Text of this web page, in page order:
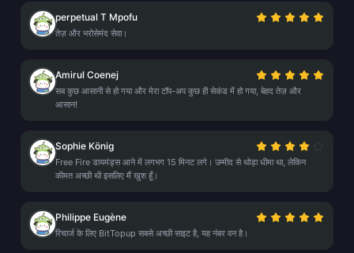
perpetual T Mpofu
तेज़ और भरोसेमंद सेवा।
Amirul Coenej
सब कुछ आसानी से हो गया और मेरा टॉप-अप कुछ ही सेकंड में हो गया, बेहद तेज़ और
आसान!
Sophie König
Free Fire डायमंड्स आने में लगभग 15 मिनट लगे। उम्मीद से थोड़ा धीमा था, लेकिन
कीमत अच्छी थी इसलिए मैं खुश हूँ।
Philippe Eugène
रिचार्ज के लिए BitTopup सबसे अच्छी साइट है, यह नंबर वन है।